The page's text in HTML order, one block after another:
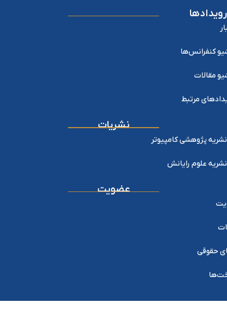
رویدادها
کنفرانس‌ها
مقالات
مرتبط
نشریات
نشریه پژوهشی کامپیوتر
نشریه علوم رایانش
عضویت
حقوقی